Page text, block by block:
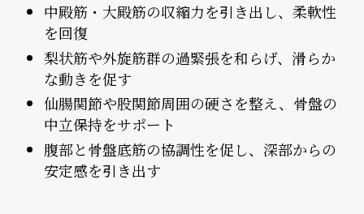
中殿筋・大殿筋の収縮力を引き出し、柔軟性
を回復
梨状筋や外旋筋群の過緊張を和らげ、滑らか
な動きを促す
仙腸関節や股関節周囲の硬さを整え、骨盤の
中立保持をサポート
腹部と骨盤底筋の協調性を促し、深部からの
安定感を引き出す